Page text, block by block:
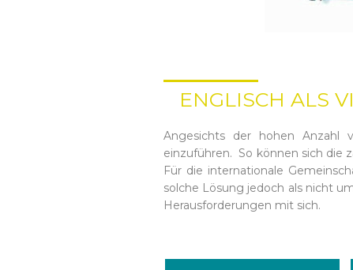
ENGLISCH ALS
Angesichts der hohen Anzahl
einzuführen. So können sich die
Für die internationale
solche Lösung jedoch als nicht
Herausforderungen mit sich.